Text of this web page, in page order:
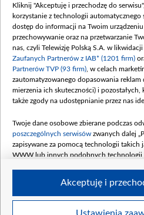
(wpłata wrzesień 100
mln, listopad 265 mln)
Dofinansowanie 48 862
Data podpisania umowy:
(wpłata grudzień 60,548
Dofinansowanie 900 000
Data podpisania umowy:
kwiecień 180 mln, 7 maja
czerwca 90 mln)
Dofinansowanie 250 000
4 sierpnia 250 mln
Kliknij "Akceptuję i przechodzę do
korzystanie z technologii automatycznego
dostęp do informacji na Twoim
przechowywanie oraz na przetwarzanie
nas, czyli Telewizję Polską S.A. w likwidacji
Zaufanych Partnerów z IAB* (1201 firm)
Partnerów TVP (93 firm) , w celach
zautomatyzowanego dopasowania
mierzenia ich skuteczności) i
także zgody na udostępnianie przez nas
Twoje dane osobowe zbierane podczas
poszczególnych serwisów zwanych dalej
zapisywane za pomocą technologii takich
WWW lub innych podobnych technologii
Twoje dane osobowe zbierane podczas
Akceptuję i